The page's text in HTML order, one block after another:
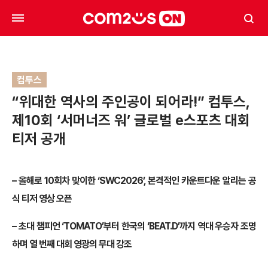
컴투스
“위대한 역사의 주인공이 되어라!” 컴투스,
제10회 ‘서머너즈 워’ 글로벌 e스포츠 대회
티저 공개
– 올해로 10회차 맞이한 ‘SWC2026’, 본격적인 카운트다운 알리는 공
식 티저 영상 오픈
– 초대 챔피언 ‘TOMATO’부터 한국의 ‘BEAT.D’까지 역대 우승자 조명
하며 열 번째 대회 영광의 무대 강조